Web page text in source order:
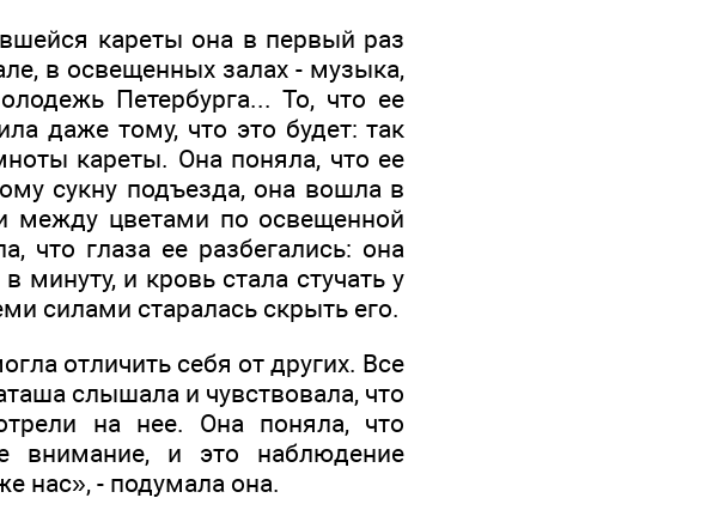
кареты она в первый раз
в освещенных залах - музыка,
Петербурга... То, что ее
даже тому, что это будет: так
кареты. Она поняла, что ее
сукну подъезда, она вошла в
между цветами по освещенной
что глаза ее разбегались: она
минуту, и кровь стала стучать у
силами старалась скрыть его.
отличить себя от других. Все
слышала и чувствовала, что
на нее. Она поняла, что
внимание, и это наблюдение
нас», - подумала она.